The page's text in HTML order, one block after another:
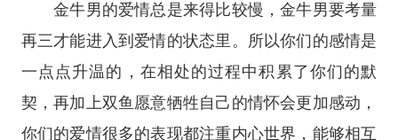
金牛男的爱情总是来得比较慢，金牛男要考量
再三才能进入到爱情的状态里。所以你们的感情是
一点点升温的，在相处的过程中积累了你们的默
契，再加上双鱼愿意牺牲自己的情怀会更加感动，
你们的爱情很多的表现都注重内心世界，能够相互